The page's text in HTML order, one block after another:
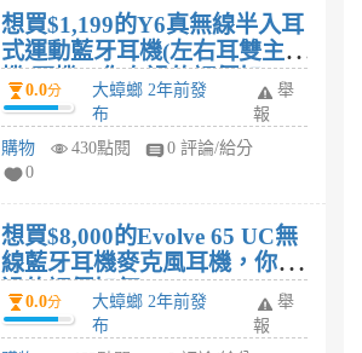
想買$1,199的Y6真無線半入耳
式運動藍牙耳機(左右耳雙主
機)耳機，你有過的評價如
何?
0.0分
大蟑螂 2年前發
布
舉
報
購物
430點閱
0 評論/給分
0
想買$8,000的Evolve 65 UC無
線藍牙耳機麥克風耳機，你有
過的評價如何?
0.0分
大蟑螂 2年前發
布
舉
報